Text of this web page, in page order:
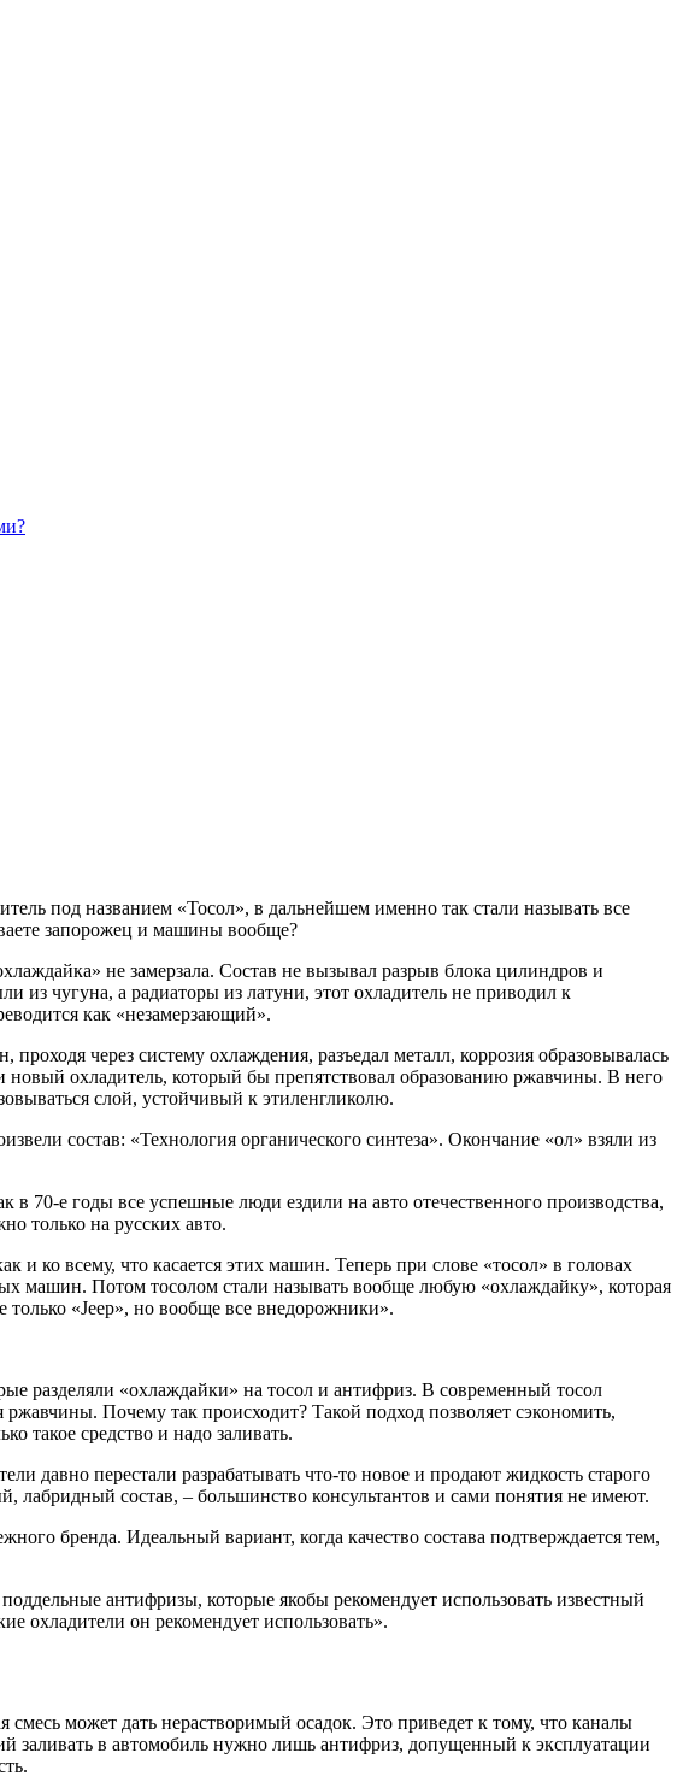
под названием «Тосол», в дальнейшем именно так стали называть все
запорожец и машины вообще?
не замерзала. Состав не вызывал разрыв блока цилиндров и
из чугуна, а радиаторы из латуни, этот охладитель не приводил к
как «незамерзающий».
через систему охлаждения, разъедал металл, коррозия образовывалась
охладитель, который бы препятствовал образованию ржавчины. В него
слой, устойчивый к этиленгликолю.
состав: «Технология органического синтеза». Окончание «ол» взяли из
70-е годы все успешные люди ездили на авто отечественного производства,
только на русских авто.
ко всему, что касается этих машин. Теперь при слове «тосол» в головах
машин. Потом тосолом стали называть вообще любую «охлаждайку», которая
только «Jeep», но вообще все внедорожники».
разделяли «охлаждайки» на тосол и антифриз. В современный тосол
Почему так происходит? Такой подход позволяет сэкономить,
такое средство и надо заливать.
давно перестали разрабатывать что-то новое и продают жидкость старого
лабридный состав, – большинство консультантов и сами понятия не имеют.
бренда. Идеальный вариант, когда качество состава подтверждается тем,
антифризы, которые якобы рекомендует использовать известный
охладители он рекомендует использовать».
смесь может дать нерастворимый осадок. Это приведет к тому, что каналы
заливать в автомобиль нужно лишь антифриз, допущенный к эксплуатации